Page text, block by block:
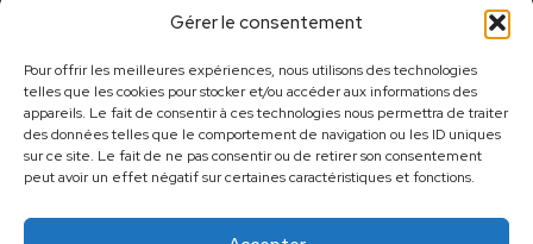
Gérer le consentement
Pour offrir les meilleures expériences, nous utilisons des technologies
telles que les cookies pour stocker et/ou accéder aux informations des
appareils. Le fait de consentir à ces technologies nous permettra de traiter
des données telles que le comportement de navigation ou les ID uniques
sur ce site. Le fait de ne pas consentir ou de retirer son consentement
peut avoir un effet négatif sur certaines caractéristiques et fonctions.
Politique de confidentialité
Tarifs
Consulter les tarifs
Suivez-nous